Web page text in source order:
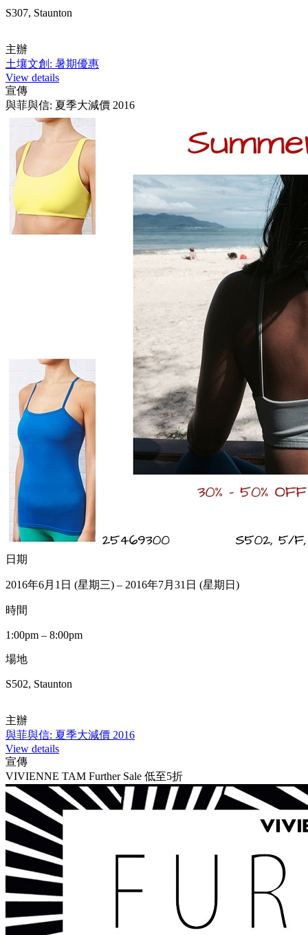
S307, Staunton
主辦
土壤文創: 暑期優惠
View details
宣傳
與菲與信: 夏季大減價 2016
日期
2016年6月1日 (星期三) – 2016年7月31日 (星期日)
時間
1:00pm – 8:00pm
場地
S502, Staunton
主辦
與菲與信: 夏季大減價 2016
View details
宣傳
VIVIENNE TAM Further Sale 低至5折